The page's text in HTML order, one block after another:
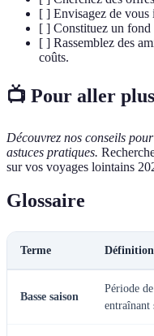
[ ] Envisagez de vous
[ ] Constituez un fond
[ ] Rassemblez des
coûts.
📺 Pour aller
Découvrez nos conseils
astuces pratiques.
sur vos voyages lointains
Glossaire
Terme Définition
Basse saison
Période
entraînant